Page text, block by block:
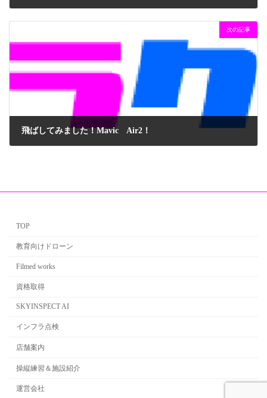
次の記事
飛ばしてみました！Mavic Air2！
TOP
教育向けドローン
Filmed works
資格取得
SKYINSPECT AI
インフラ点検
店舗案内
操縦練習＆施設紹介
運営会社